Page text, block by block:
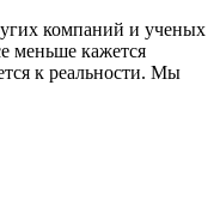
компаний и ученых
меньше кажется
к реальности. Мы